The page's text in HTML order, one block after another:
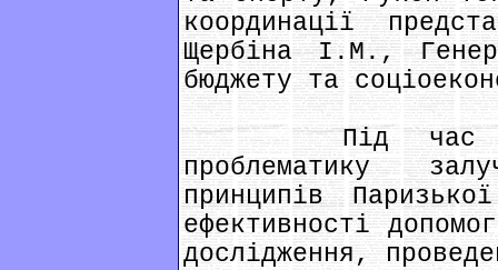
координації
Щербіна І.М.,
бюджету та
Під час
проблематику
принципів
ефективності
дослідження,